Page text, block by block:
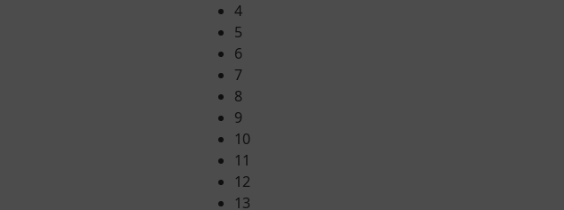
4
5
6
7
8
9
10
11
12
13